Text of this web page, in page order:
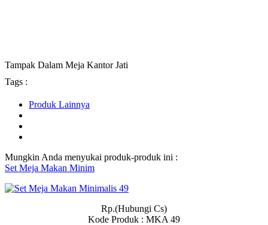
Tampak Dalam Meja Kantor Jati
Tags :
Produk Lainnya
Mungkin Anda menyukai produk-produk ini :
Set Meja Makan Minim
Rp.(Hubungi Cs)
Kode Produk : MKA 49